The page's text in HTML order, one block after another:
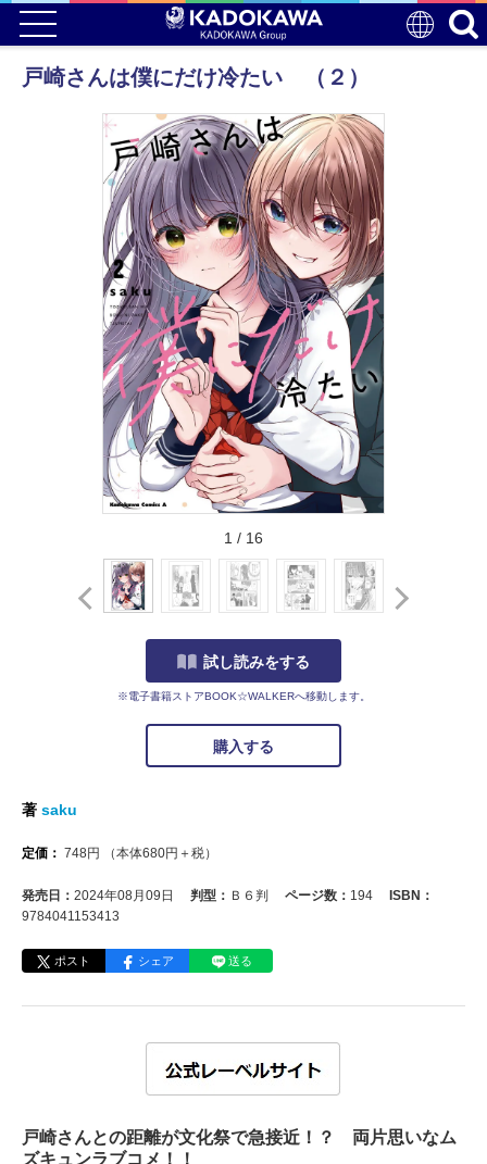
戸崎さんは僕にだけ冷たい （２）
1 / 16
試し読みをする
※電子書籍ストアBOOK☆WALKERへ移動します。
購入する
著 saku
定価： 748円 （本体680円＋税）
発売日： 2024年08月09日 判型： Ｂ６判 ページ数： 194
ISBN：
9784041153413
ポスト シェア 送る
戸崎さんとの距離が文化祭で急接近！？ 両片思いなム
ズキュンラブコメ！！